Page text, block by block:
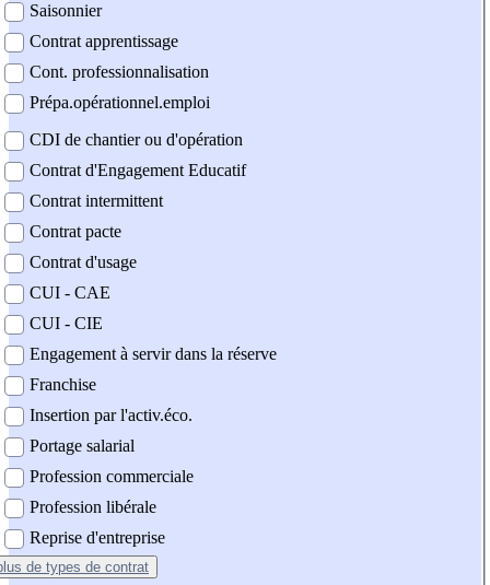
Saisonnier
Contrat apprentissage
Cont. professionnalisation
Prépa.opérationnel.emploi
CDI de chantier ou d'opération
Contrat d'Engagement Educatif
Contrat intermittent
Contrat pacte
Contrat d'usage
CUI - CAE
CUI - CIE
Engagement à servir dans la réserve
Franchise
Insertion par l'activ.éco.
Portage salarial
Profession commerciale
Profession libérale
Reprise d'entreprise
de types de contrat